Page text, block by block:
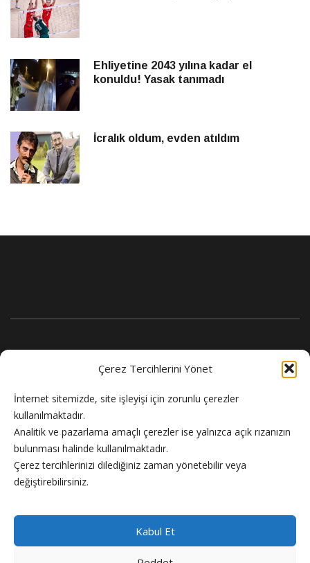
Çerez Tercihlerini Yönet
İnternet sitemizde, site işleyişi için zorunlu çerezler
kullanılmaktadır.
Analitik ve pazarlama amaçlı çerezler ise yalnızca açık rızanızın
bulunması halinde kullanılmaktadır.
Çerez tercihlerinizi dilediğiniz zaman yönetebilir veya
değiştirebilirsiniz.
Kabul Et
Ehliyetine 2043 yılına kadar el
konuldu! Yasak tanımadı
İcralık oldum, evden atıldım
Flash Haber doğru ve güncel haber sitesi.